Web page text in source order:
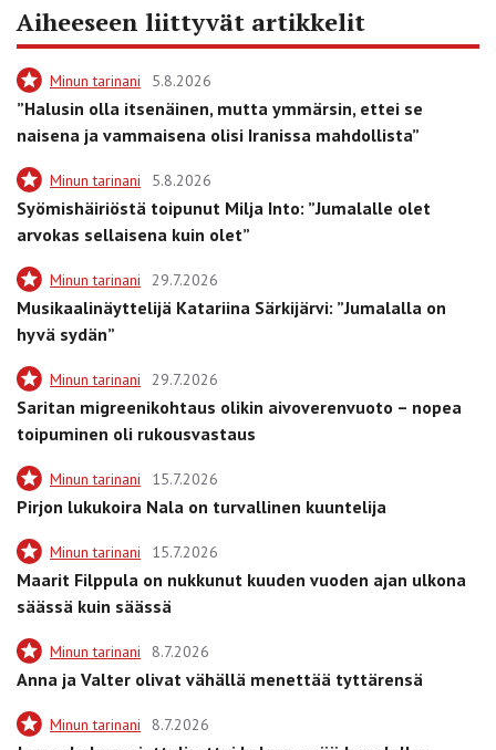
Aiheeseen liittyvät artikkelit
Minun tarinani 5.8.2026
”Halusin olla itsenäinen, mutta ymmärsin, ettei se
naisena ja vammaisena olisi Iranissa mahdollista”
Minun tarinani 5.8.2026
Syömishäiriöstä toipunut Milja Into: ”Jumalalle olet
arvokas sellaisena kuin olet”
Minun tarinani 29.7.2026
Musikaalinäyttelijä Katariina Särkijärvi: ”Jumalalla on
hyvä sydän”
Minun tarinani 29.7.2026
Saritan migreenikohtaus olikin aivoverenvuoto – nopea
toipuminen oli rukousvastaus
Minun tarinani 15.7.2026
Pirjon lukukoira Nala on turvallinen kuuntelija
Minun tarinani 15.7.2026
Maarit Filppula on nukkunut kuuden vuoden ajan ulkona
säässä kuin säässä
Minun tarinani 8.7.2026
Anna ja Valter olivat vähällä menettää tyttärensä
Minun tarinani 8.7.2026